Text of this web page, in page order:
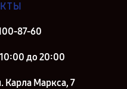
87-60
до 20:00
Карла Маркса, 7